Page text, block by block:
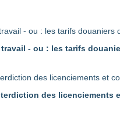
- ou : les tarifs
des licenciements